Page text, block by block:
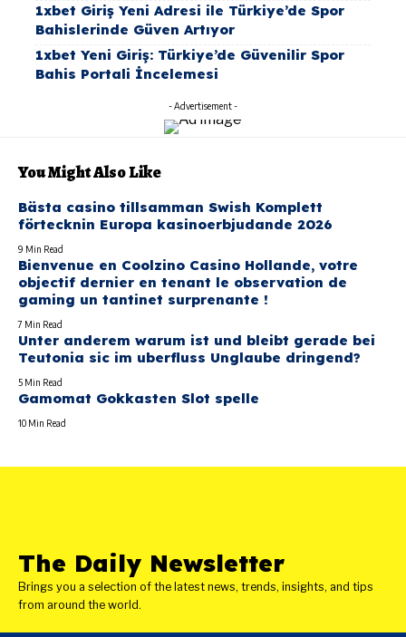
1xbet Giriş Yeni Adresi ile Türkiye’de Spor
Bahislerinde Güven Artıyor
1xbet Yeni Giriş: Türkiye’de Güvenilir Spor
Bahis Portali İncelemesi
- Advertisement -
You Might Also Like
Bästa casino tillsamman Swish Komplett
förtecknin Europa kasinoerbjudande 2026
9 Min Read
Bienvenue en Coolzino Casino Hollande, votre
objectif dernier en tenant le observation de
gaming un tantinet surprenante !
7 Min Read
Unter anderem warum ist und bleibt gerade bei
Teutonia sic im uberfluss Unglaube dringend?
5 Min Read
Gamomat Gokkasten Slot spelle
10 Min Read
The Daily Newsletter
Brings you a selection of the latest news, trends, insights, and tips
from around the world.